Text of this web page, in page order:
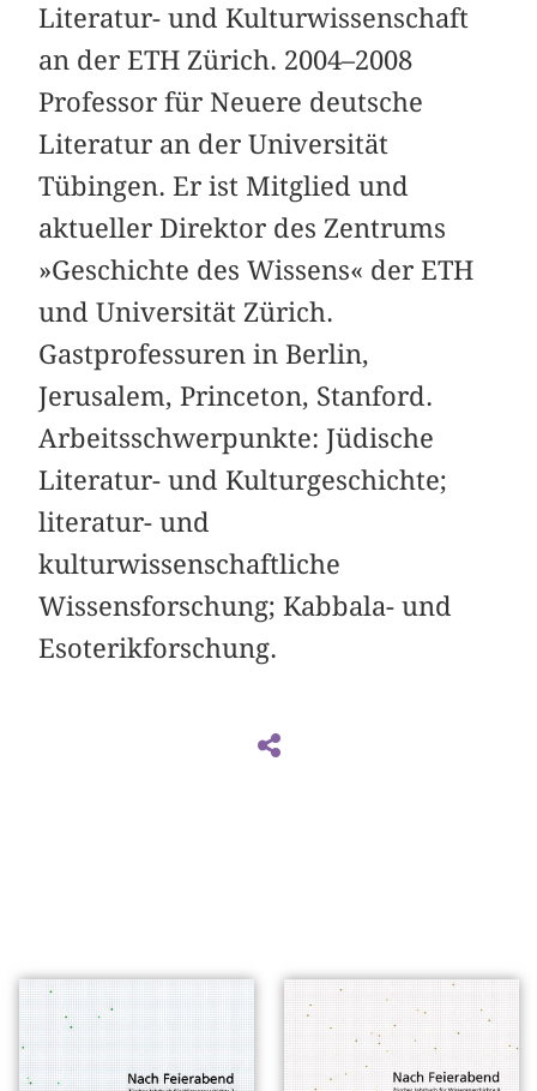
Literatur- und Kulturwissenschaft
an der ETH Zürich. 2004–2008
Professor für Neuere deutsche
Literatur an der Universität
Tübingen. Er ist Mitglied und
aktueller Direktor des Zentrums
»Geschichte des Wissens« der ETH
und Universität Zürich.
Gastprofessuren in Berlin,
Jerusalem, Princeton, Stanford.
Arbeitsschwerpunkte: Jüdische
Literatur- und Kulturgeschichte;
literatur- und
kulturwissenschaftliche
Wissensforschung; Kabbala- und
Esoterikforschung.